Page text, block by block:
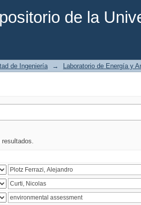
de la
de Ingeniería → Laboratorio de Energía y